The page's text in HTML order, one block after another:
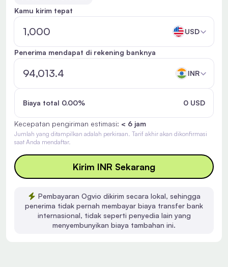
Kamu kirim tepat
USD
Penerima mendapat di rekening banknya
INR
Biaya total 0.00% 0 USD
Kecepatan pengiriman estimasi: < 6 jam
Jumlah yang ditampilkan adalah perkiraan. Tarif akhir akan dikonfirmasi
saat Anda mendaftar.
Kirim INR Sekarang
Pembayaran Ogvio dikirim secara lokal, sehingga
penerima tidak pernah membayar biaya transfer bank
internasional, tidak seperti penyedia lain yang
menyembunyikan biaya tambahan ini.